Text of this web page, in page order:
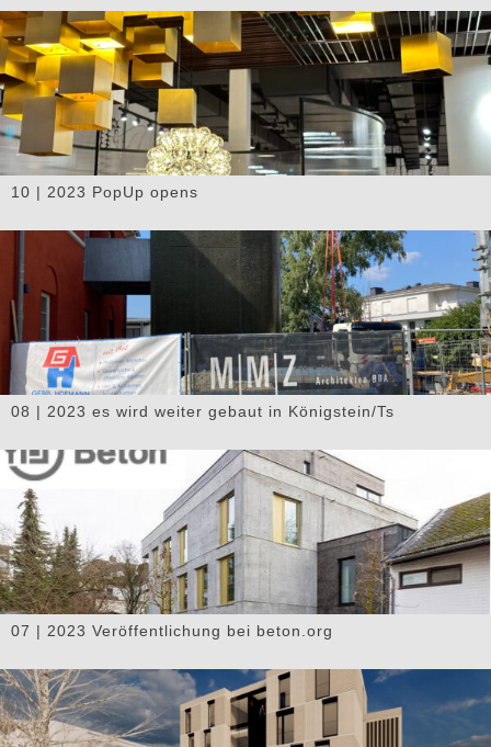
10 | 2023 PopUp opens
08 | 2023 es wird weiter gebaut in Königstein/Ts
07 | 2023 Veröffentlichung bei beton.org